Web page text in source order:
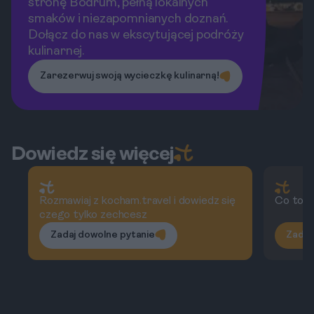
stronę Bodrum, pełną lokalnych
smaków i niezapomnianych doznań.
Dołącz do nas w ekscytującej podróży
kulinarnej.
Zarezerwuj swoją wycieczkę kulinarną!
Dowiedz się więcej
Rozmawiaj z kocham.travel i dowiedz się
czego tylko zechcesz
Zadaj dowolne pytanie
Co to